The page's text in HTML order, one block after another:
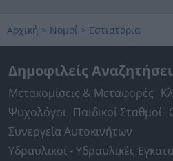
Αρχική > Νομοί > Εστιατόρια
Δημοφιλείς
Μετακομίσεις & Μεταφορές
Ψυχολόγοι Παιδικοί Σταθμοί
Συνεργεία Αυτοκινήτων
Υδραυλικοί - Υδραυλικές